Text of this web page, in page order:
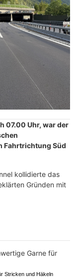
07.00 Uhr, war der
Fahrtrichtung Süd
kollidierte das
Gründen mit
Stricken und Häkeln